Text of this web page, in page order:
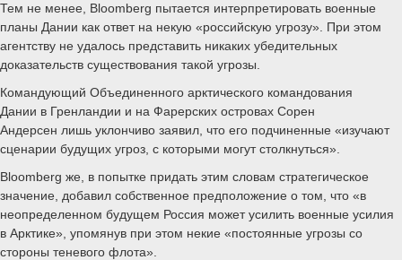
Тем не менее, Bloomberg пытается интерпретировать военные
планы Дании как ответ на некую «российскую угрозу». При этом
агентству не удалось представить никаких убедительных
доказательств существования такой угрозы.
Командующий Объединенного арктического командования
Дании в Гренландии и на Фарерских островах Сорен
Андерсен лишь уклончиво заявил, что его подчиненные «изучают
сценарии будущих угроз, с которыми могут столкнуться».
Bloomberg же, в попытке придать этим словам стратегическое
значение, добавил собственное предположение о том, что «в
неопределенном будущем Россия может усилить военные усилия
в Арктике», упомянув при этом некие «постоянные угрозы со
стороны теневого флота».